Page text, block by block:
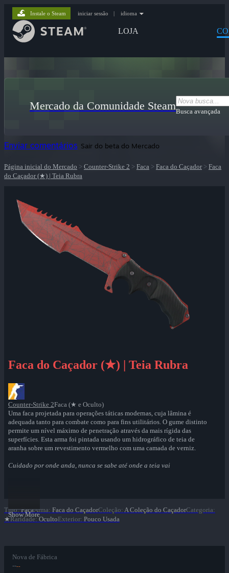
LOJA
Instale o Steam iniciar sessão | idioma
Mercado da Comunidade SteamBusca avançada
Enviar comentários Sair do beta do Mercado
Página inicial do Mercado > Counter-Strike 2 > Faca > Faca do Caçador> Faca
do Caçador (★) | Teia Rubra
Faca do Caçador (★) | Teia Rubra
Counter-Strike 2Faca (★ e Oculto)
Uma faca projetada para operações táticas modernas, cuja lâmina é
adequada tanto para combate como para fins utilitários. O gume distinto
permite um nível máximo de penetração através da mais rígida das
superfícies. Esta arma foi pintada usando um hidrográfico de teia de
aranha sobre um revestimento vermelho com uma camada de verniz.
Cuidado por onde anda, nunca se sabe até onde a teia vai
Show More
Tipo: FacaArma: Faca do CaçadorColeção: A Coleção do CaçadorCategoria:
★Raridade: OcultoExterior: Pouco Usada
Nova de Fábrica
----